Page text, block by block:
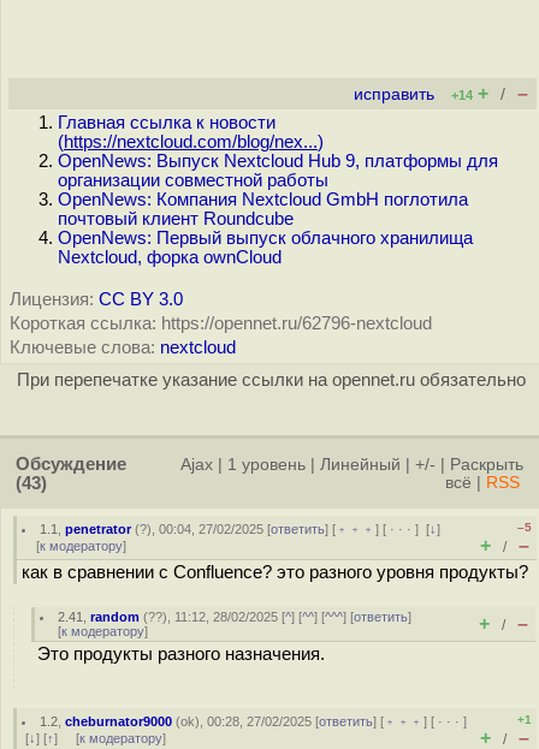
исправить +14 + / –
Главная ссылка к новости
(https://nextcloud.com/blog/nex...)
OpenNews: Выпуск Nextcloud Hub 9, платформы для
организации совместной работы
OpenNews: Компания Nextcloud GmbH поглотила
почтовый клиент Roundcube
OpenNews: Первый выпуск облачного хранилища
Nextcloud, форка ownCloud
Лицензия: CC BY 3.0
Короткая ссылка: https://opennet.ru/62796-nextcloud
Ключевые слова: nextcloud
При перепечатке указание ссылки на opennet.ru обязательно
Обсуждение
(43)
Ajax 1 уровень Линейный +/-
Раскрыть
всё
RSS
1.1 ,penetrator(?), 00:04, 27/02/2025 [ответить] [ ﹢﹢﹢] [ · · ·][↓]
[к модератору]
–5
+ / –
как в сравнении с Confluence? это разного уровня продукты?
2.41 ,random (??), 11:12, 28/02/2025 [^] [^^] [^^^] [ответить]
[к модератору] + / –
Это продукты разного назначения.
1.2 ,cheburnator9000 (ok), 00:28, 27/02/2025 [ответить] [ ﹢﹢﹢] [ · · ·]
[↓] [↑] [к модератору]
+1
+ / –